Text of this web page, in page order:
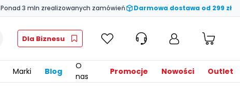
Ponad 3 mln zrealizowanych zamówień Darmowa dostawa od 299 zł
Dla Biznesu
Marki Blog
O
nas
Promocje Nowości Outlet